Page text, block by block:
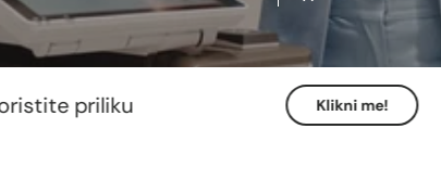
priliku Klikni me!